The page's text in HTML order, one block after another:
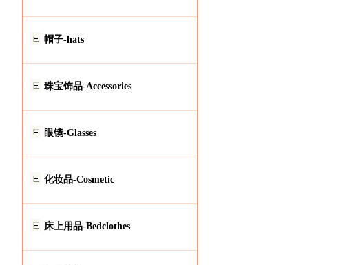
帽子-hats
珠宝饰品-Accessories
眼镜-Glasses
化妆品-Cosmetic
床上用品-Bedclothes